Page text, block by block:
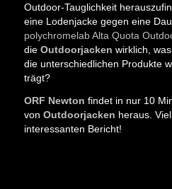
Outdoor-Tauglichkeit
eine Lodenjacke gegen eine
polychromelab Alta Quota
die Outdoorjacken wirklich,
die unterschiedlichen Produkte
trägt?
ORF Newton findet in nur 10
von Outdoorjacken heraus.
interessanten Bericht!